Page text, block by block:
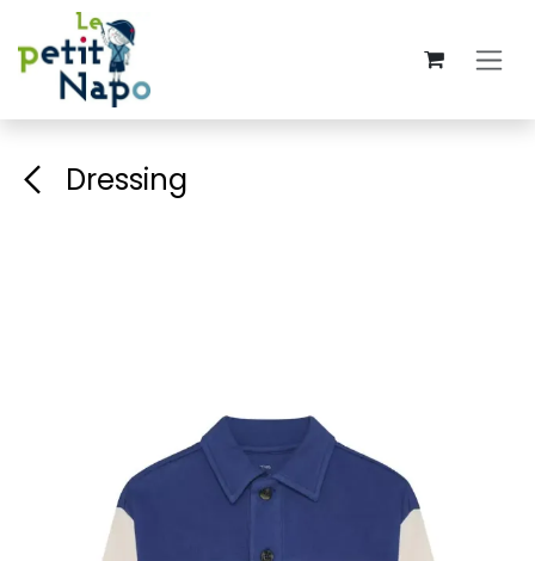
Se rendre au contenu
Dressing